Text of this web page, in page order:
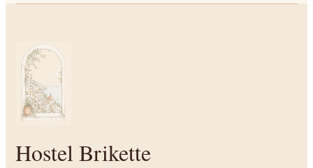
Hostel Brikette